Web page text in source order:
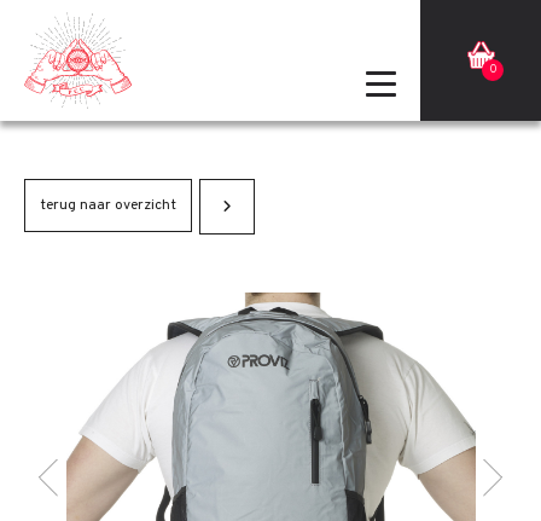
0
terug naar overzicht
Terug Volgende